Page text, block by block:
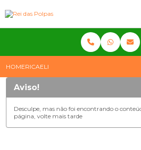
HOMERICAELI
Aviso!
Desculpe, mas não foi encontrando o
página, volte mais tarde